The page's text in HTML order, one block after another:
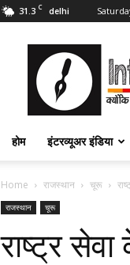
31.3 C delhi
Interviewer
India
इंटरव्यूअर
इंडिया
होम इंटरव्यूअर इंडिया
Home राजस्थान चूरू
राजस्थान चूरू
राष्ट्र